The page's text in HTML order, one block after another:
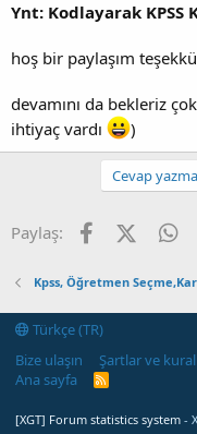
Ynt: Kodlayarak
hoş bir paylaşım
devamını da bekleriz
ihtiyaç vardı
)
Cevap
Paylaş: Facebook
X
Kpss, Öğretmen
Türkçe (TR)
Bize ulaşın
Şartlar ve
Ana sayfa
R
[XGT] Forum statistics system -